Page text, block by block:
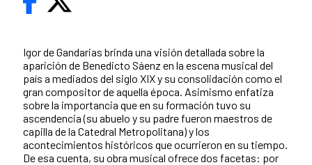
Igor de Gandarias brinda una visión detallada sobre la
aparición de Benedicto Sáenz en la escena musical del
país a mediados del siglo XIX y su consolidación como el
gran compositor de aquella época. Asimismo enfatiza
sobre la importancia que en su formación tuvo su
ascendencia (su abuelo y su padre fueron maestros de
capilla de la Catedral Metropolitana) y los
acontecimientos históricos que ocurrieron en su tiempo.
De esa cuenta, su obra musical ofrece dos facetas: por